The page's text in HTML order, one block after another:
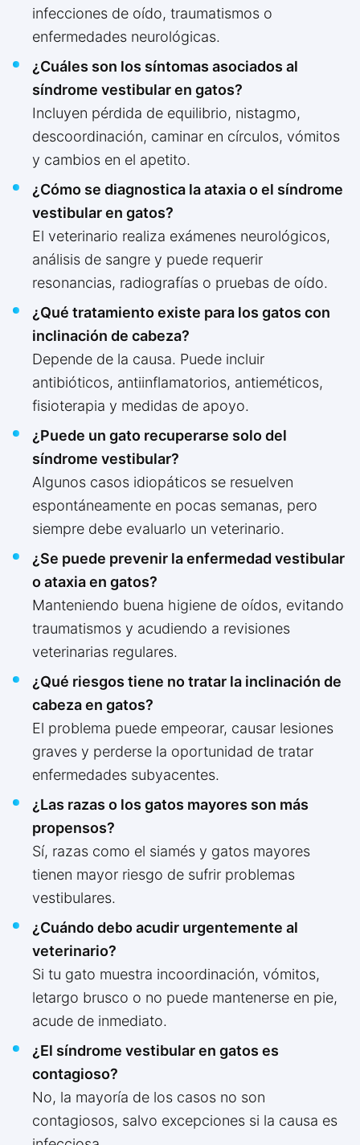
infecciones de oído, traumatismos o
enfermedades neurológicas.
¿Cuáles son los síntomas asociados al
síndrome vestibular en gatos?
Incluyen pérdida de equilibrio, nistagmo,
descoordinación, caminar en círculos, vómitos
y cambios en el apetito.
¿Cómo se diagnostica la ataxia o el síndrome
vestibular en gatos?
El veterinario realiza exámenes neurológicos,
análisis de sangre y puede requerir
resonancias, radiografías o pruebas de oído.
¿Qué tratamiento existe para los gatos con
inclinación de cabeza?
Depende de la causa. Puede incluir
antibióticos, antiinflamatorios, antieméticos,
fisioterapia y medidas de apoyo.
¿Puede un gato recuperarse solo del
síndrome vestibular?
Algunos casos idiopáticos se resuelven
espontáneamente en pocas semanas, pero
siempre debe evaluarlo un veterinario.
¿Se puede prevenir la enfermedad vestibular
o ataxia en gatos?
Manteniendo buena higiene de oídos, evitando
traumatismos y acudiendo a revisiones
veterinarias regulares.
¿Qué riesgos tiene no tratar la inclinación de
cabeza en gatos?
El problema puede empeorar, causar lesiones
graves y perderse la oportunidad de tratar
enfermedades subyacentes.
¿Las razas o los gatos mayores son más
propensos?
Sí, razas como el siamés y gatos mayores
tienen mayor riesgo de sufrir problemas
vestibulares.
¿Cuándo debo acudir urgentemente al
veterinario?
Si tu gato muestra incoordinación, vómitos,
letargo brusco o no puede mantenerse en pie,
acude de inmediato.
¿El síndrome vestibular en gatos es
contagioso?
No, la mayoría de los casos no son
contagiosos, salvo excepciones si la causa es